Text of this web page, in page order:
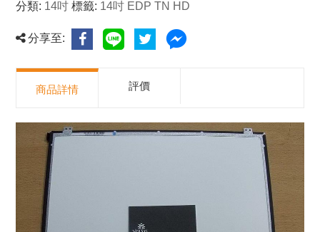
分類: 14吋 標籤: 14吋 EDP TN HD
分享至:
商品詳情 評價